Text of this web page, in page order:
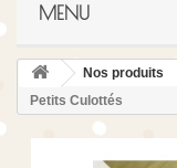
MENU
Nos produits
Petits Culottés